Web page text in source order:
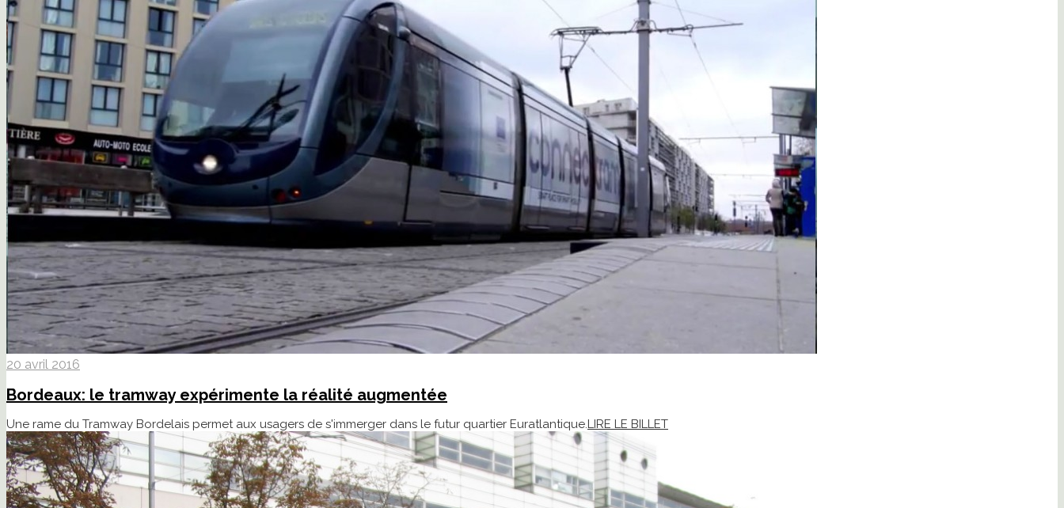
20 avril 2016
Bordeaux: le tramway expérimente la réalité augmentée
Une rame du Tramway Bordelais permet aux usagers de s'immerger dans le futur quartier Euratlantique.LIRE LE BILLET